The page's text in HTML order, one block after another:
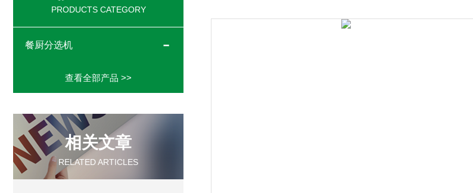
PRODUCTS CATEGORY
餐厨分选机
查看全部产品 >>
相关文章
RELATED ARTICLES